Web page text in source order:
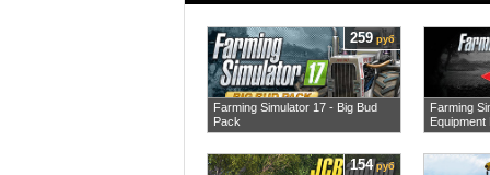
Farming Simulator 17 - Big Bud
Pack
259 руб
Farming
Equipment
154руб